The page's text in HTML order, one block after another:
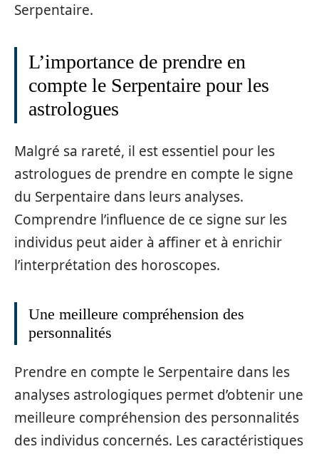
Serpentaire.
L’importance de prendre en
compte le Serpentaire pour les
astrologues
Malgré sa rareté, il est essentiel pour les
astrologues de prendre en compte le signe
du Serpentaire dans leurs analyses.
Comprendre l’influence de ce signe sur les
individus peut aider à affiner et à enrichir
l’interprétation des horoscopes.
Une meilleure compréhension des
personnalités
Prendre en compte le Serpentaire dans les
analyses astrologiques permet d’obtenir une
meilleure compréhension des personnalités
des individus concernés. Les caractéristiques